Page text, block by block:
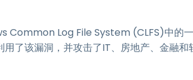
Common Log File System (CLFS)中的
了该漏洞，并攻击了IT、房地产、金融